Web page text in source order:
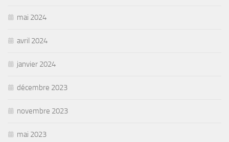
mai 2024
avril 2024
janvier 2024
décembre 2023
novembre 2023
mai 2023